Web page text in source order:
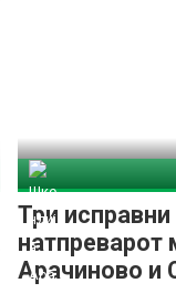
Три
натпреварот
Арачиново и